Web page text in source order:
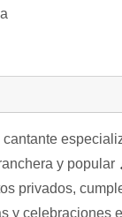
y popular
privados,
y celebraciones